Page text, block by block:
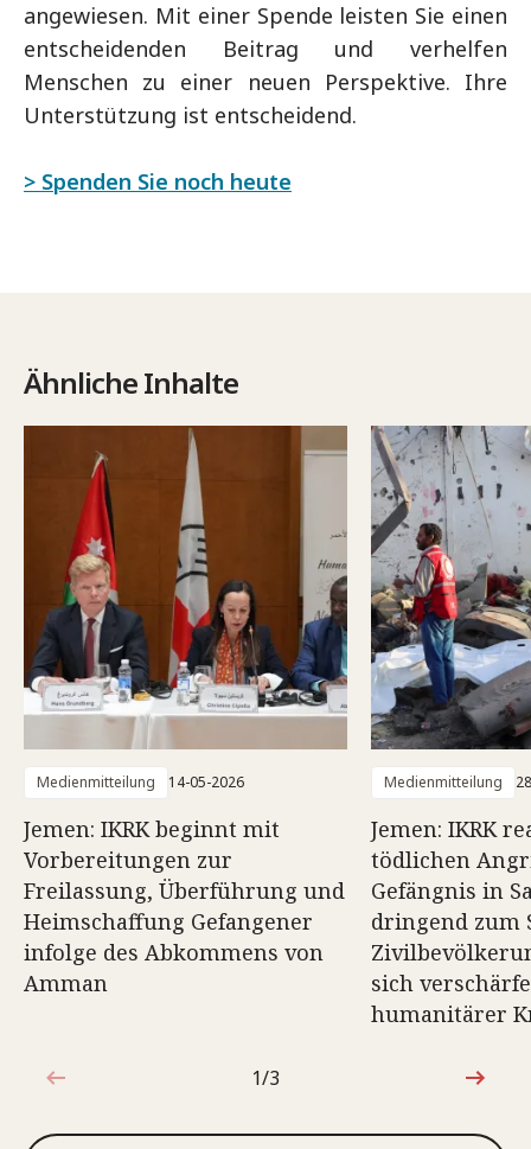
angewiesen. Mit einer Spende leisten Sie einen
entscheidenden Beitrag und verhelfen
Menschen zu einer neuen Perspektive. Ihre
Unterstützung ist entscheidend.
> Spenden Sie noch heute
Ähnliche Inhalte
Medienmitteilung 14-05-2026
Jemen: IKRK beginnt mit
Vorbereitungen zur
Freilassung, Überführung und
Heimschaffung Gefangener
infolge des Abkommens von
Amman
Medienmitteilung
Jemen: IKRK
tödlichen
Gefängnis in
dringend zum
sich
humanitärer
1von3
1/3